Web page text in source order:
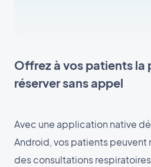
Offrez à vos patients la
réserver sans appel
Avec une application native
Android, vos patients peuvent
des consultations